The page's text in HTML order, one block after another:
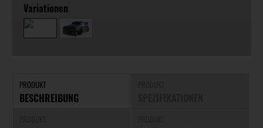
Variationen
PRODUKT
BESCHREIBUNG